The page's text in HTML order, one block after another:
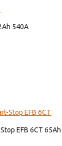
540
EFB 6СТ 65